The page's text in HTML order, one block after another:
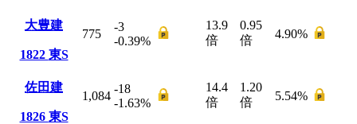
大豊建
1822 東S
775
-3
-0.39%
13.9
倍
0.95
倍
4.90%
佐田建
1826 東S
1,084
-18
-1.63%
14.4
倍
1.20
倍
5.54%